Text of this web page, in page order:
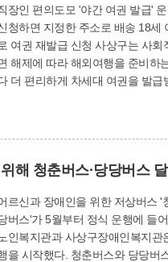
장인 편의도모 '야간 여권 발급'
청하면 지정한 주소로 배송 18세
여권 재발급 신청 사상구는 사회적 거리두기 전
해제에 따라 해외여행을 준비하
더 편리하게 차세대 여권을 발급
(Polycarbonate, PC) 타입이다. 발급
발급창구 운영＝평일 근무시간
원인을 위해 사상구청 종합민원
목요일 오후 6시∼8시까지 운영한다. □
별·계약등기 배달사업＝방문 수
해 청춘버스·당당버스
르신과 장애인을 위한 저상버스 '
버스'가 5월부터 정식 운행에 들어갔다.
인복지관과 사상구장애인복지관
을 시작했다. 청춘버스와 당당버